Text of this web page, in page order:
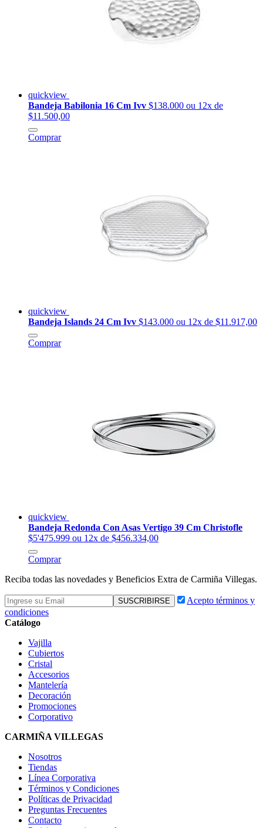
quickview
Bandeja Babilonia 16 Cm Ivv $138.000 ou 12x de
$11.500,00
Comprar
quickview
Bandeja Islands 24 Cm Ivv $143.000 ou 12x de $11.917,00
Comprar
quickview
Bandeja Redonda Con Asas Vertigo 39 Cm Christofle
$5'475.999 ou 12x de $456.334,00
Comprar
Reciba todas las novedades y Beneficios Extra de Carmiña Villegas.
Acepto términos y
condiciones
Catálogo
Vajilla
Cubiertos
Cristal
Accesorios
Mantelería
Decoración
Promociones
Corporativo
CARMIÑA VILLEGAS
Nosotros
Tiendas
Línea Corporativa
Términos y Condiciones
Políticas de Privacidad
Preguntas Frecuentes
Contacto